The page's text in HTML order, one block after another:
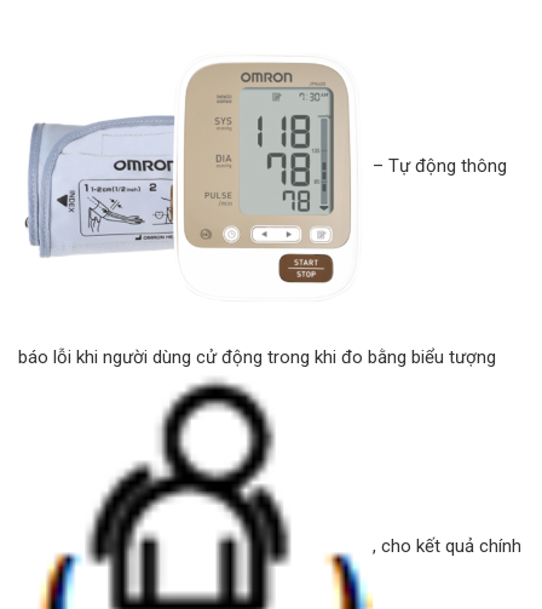
– Tự động thông
báo lỗi khi người dùng cử động trong khi đo bằng biểu tượng
, cho kết quả chính